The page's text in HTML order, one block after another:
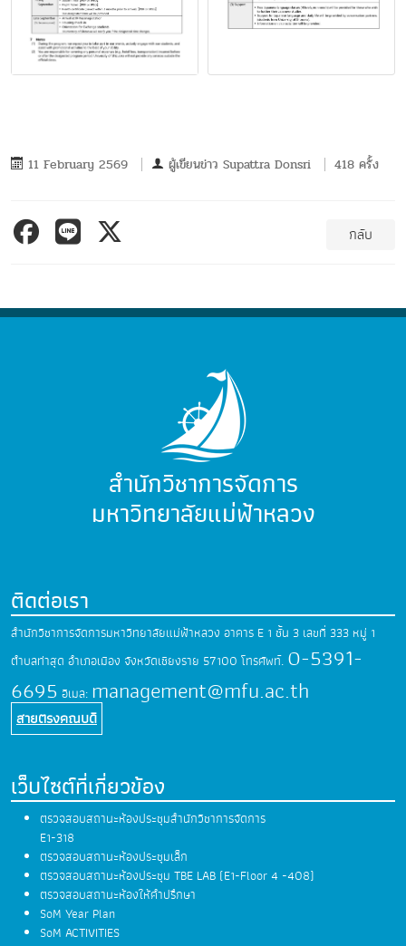
11 February 2569 ผู้เขียนข่าว Supattra Donsri 418 ครั้ง
กลับ
สำนักวิชาการจัดการ
มหาวิทยาลัยแม่ฟ้าหลวง
ติดต่อเรา
สำนักวิชาการจัดการมหาวิทยาลัยแม่ฟ้าหลวง อาคาร E 1 ชั้น 3 เลขที่ 333 หมู่ 1
ตำบลท่าสุด อำเภอเมือง จังหวัดเชียงราย 57100 โทรศัพท์. 0-5391-
6695 อีเมล: management@mfu.ac.th
สายตรงคณบดี
เว็บไซต์ที่เกี่ยวข้อง
ตรวจสอบสถานะห้องประชุมสำนักวิชาการจัดการ
E1-318
ตรวจสอบสถานะห้องประชุมเล็ก
ตรวจสอบสถานะห้องประชุม TBE LAB (E1-Floor 4 -408)
ตรวจสอบสถานะห้องให้คำปรึกษา
SoM Year Plan
SoM ACTIVITIES